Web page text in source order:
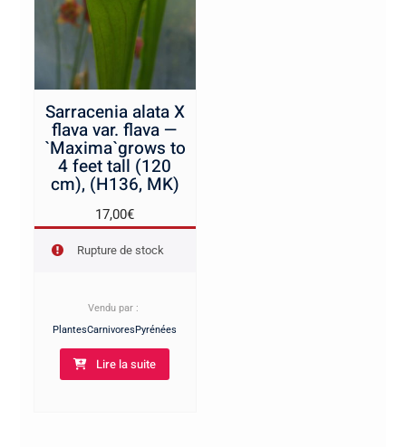
Sarracenia alata X
flava var. flava —
`Maxima`grows to
4 feet tall (120
cm), (H136, MK)
17,00€
Rupture de stock
Vendu par :
PlantesCarnivoresPyrénées
Lire la suite